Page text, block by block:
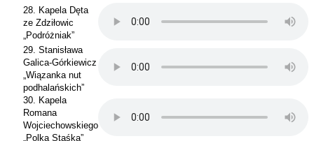
28. Kapela Dęta
ze Zdziłowic
„Podróżniak”
29. Stanisława
Galica-Górkiewicz
„Wiązanka nut
podhalańskich”
30. Kapela
Romana
Wojciechowskiego
„Polka Staśka”